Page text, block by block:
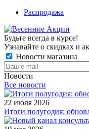
Распродажа
Будьте всегда в курсе!
Узнавайте о скидках и
Новости магазина
Новости
Все новости
22 июля 2026
Итоги полугодия: